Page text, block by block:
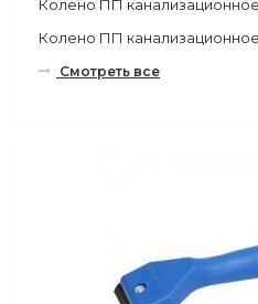
Колено ПП
Колено ПП канализационное
Смотреть все